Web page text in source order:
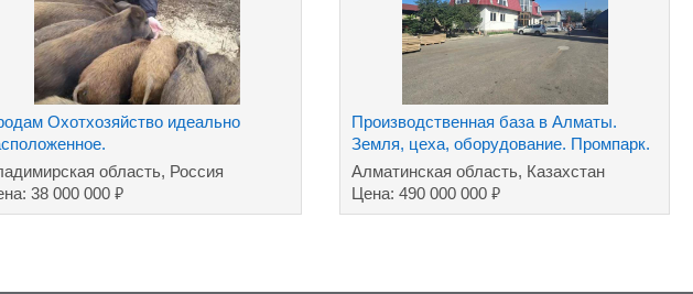
Охотхозяйство идеально
область, Россия
38 000 000 ₽
Производственная база в Алматы.
Земля, цеха, оборудование. Промпарк.
Алматинская область, Казахстан
Цена: 490 000 000₽